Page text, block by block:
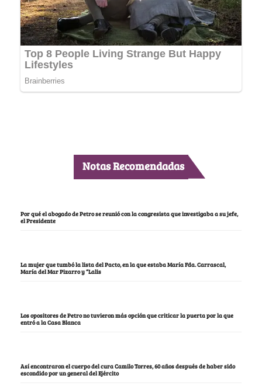
Notas Recomendadas
Por qué el abogado de Petro se reunió con la congresista que investigaba a su jefe,
el Presidente
La mujer que tumbó la lista del Pacto, en la que estaba María Fda. Carrascal,
María del Mar Pizarro y “Lalis
Los opositores de Petro no tuvieron más opción que criticar la puerta por la que
entró a la Casa Blanca
Así encontraron el cuerpo del cura Camilo Torres, 60 años después de haber sido
escondido por un general del Ejército